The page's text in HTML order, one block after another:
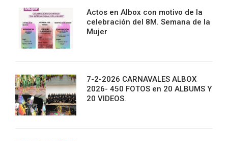
Actos en Albox con motivo de la
celebración del 8M. Semana de la
Mujer
7-2-2026 CARNAVALES ALBOX
2026- 450 FOTOS en 20 ALBUMS Y
20 VIDEOS.